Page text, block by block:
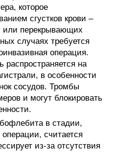
которое
сгустков крови –
перекрывающих
случаях требуется
операция.
распространяется на
в особенности
сосудов. Тромбы
и могут блокировать
в стадии,
считается
из-за отсутствия